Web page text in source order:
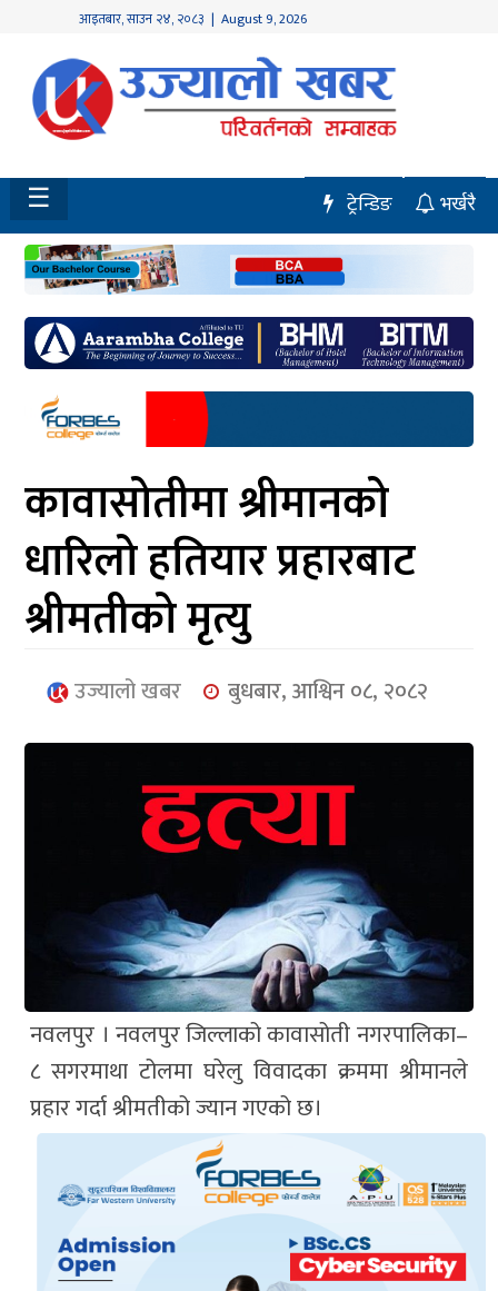
आइतबार,साउन २४, २०८३ | August 9, 2026
होमपेज
नवलपुर
विशेष
मध्य
नेपाल
चितवन
सेरोफेरो
समाचार
आर्थिक
मनोरञ्जन
खेलकुद
प्रबास
☰ भर्खरै
ट्रेन्डिङ
कावासोतीमा श्रीमानको
धारिलो हतियार प्रहारबाट
श्रीमतीको मृत्यु
उज्यालो खबर बुधबार, आश्विन ०८, २०८२
नवलपुर । नवलपुर जिल्लाको कावासोती नगरपालिका–
८ सगरमाथा टोलमा घरेलु विवादका क्रममा श्रीमानले
प्रहार गर्दा श्रीमतीको ज्यान गएको छ।